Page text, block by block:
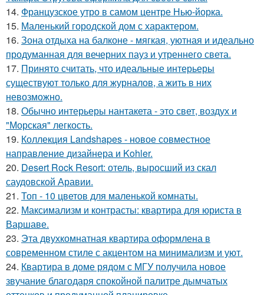
14. Французское утро в самом центре Нью-йорка.
15. Маленький городской дом с характером.
16. Зона отдыха на балконе - мягкая, уютная и идеально
продуманная для вечерних пауз и утреннего света.
17. Принято считать, что идеальные интерьеры
существуют только для журналов, а жить в них
невозможно.
18. Обычно интерьеры нантакета - это свет, воздух и
"Морская" легкость.
19. Коллекция Landshapes - новое совместное
направление дизайнера и Kohler.
20. Desert Rock Resort: отель, выросший из скал
саудовской Аравии.
21. Топ - 10 цветов для маленькой комнаты.
22. Максимализм и контрасты: квартира для юриста в
Варшаве.
23. Эта двухкомнатная квартира оформлена в
современном стиле с акцентом на минимализм и уют.
24. Квартира в доме рядом с МГУ получила новое
звучание благодаря спокойной палитре дымчатых